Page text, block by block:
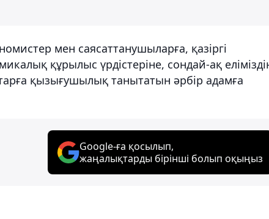
мен саясаттанушыларға, қазіргі
құрылыс үрдістеріне, сондай-ақ
қызығушылық танытатын әрбір адамға
Google-ға қосылып,
жаңалықтарды бірінші болып оқыңыз